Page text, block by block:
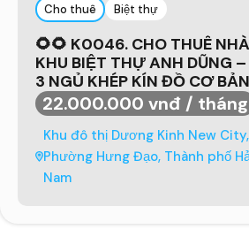
Cho thuê Biệt thự
🌻🌻 K0046. CHO THUÊ
KHU BIỆT THỰ ANH DŨNG
3 NGỦ KHÉP KÍN ĐỒ CƠ BẢN
22.000.000 vnđ / tháng
Khu đô thị Dương Kinh New
Phường Hưng Đạo, Thành phố
Nam